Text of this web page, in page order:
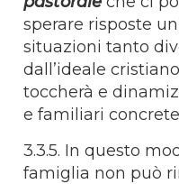
sperare risposte
situazioni tanto
dall’ideale
toccherà e
e familiari
3.3.5. In questo
famiglia non può